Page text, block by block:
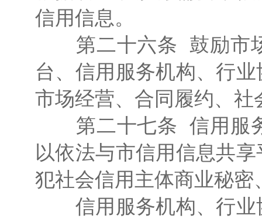
信用信息。
第二十六条 鼓励市场
台、信用服务机构、行
市场经营、合同履约、
第二十七条 信用服务
以依法与市信用信息共
犯社会信用主体商业秘密
信用服务机构、行业